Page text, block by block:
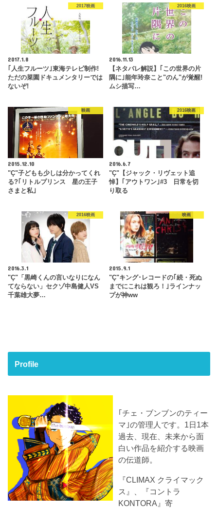
2017映画
2017.1.8
｢人生フルーツ｣東海テレビ制作!
ただの菜園ドキュメンタリーでは
ないぞ!
2016映画
2016.11.13
【ネタバレ解説】｢この世界の片
隅に｣能年玲奈こと"のん"が覚醒!
ムシ描写…
映画
2015.12.10
"Ç"子どもも少しは分かってくれ
る?｢リトルプリンス 星の王子
さまと私｣
2016映画
2016.6.7
"Ç"【ジャック・リヴェット追
悼】｢アウトワン｣#3 日常を切
り取る
2016映画
2016.3.1
"Ç"「黒崎くんの言いなりになん
てならない」セクゾ中島健人VS
千葉雄大夢…
映画
2015.9.1
"Ç"キング･レコードの｢続・死ぬ
までにこれは観ろ！｣ラインナッ
プが神ww
Profile
｢チェ・ブンブンのティー
マ｣の管理人です。1日1本
過去、現在、未来から面
白い作品を紹介する映画
の伝道師。
『CLIMAX クライマック
ス』、『コントラ
KONTORA』寄